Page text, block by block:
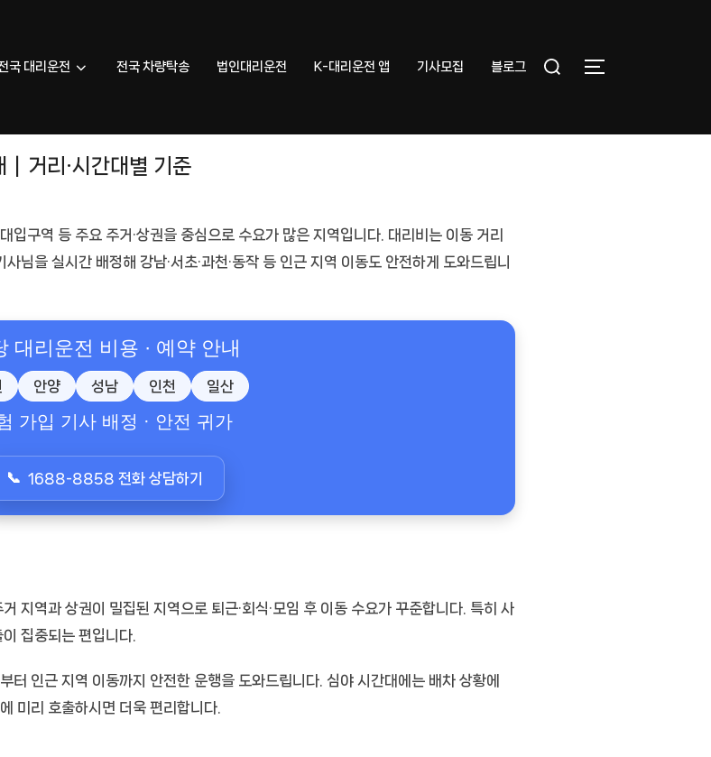
국 대리운전 전국 차량탁송 법인대리운전 K-대리운전 앱 기사모집 블로그
Search
TOGGLE
｜거리·시간대별 기준
입구역 등 주요 주거·상권을 중심으로 수요가 많은 지역입니다. 대리비는 이동 거리
님을 실시간 배정해 강남·서초·과천·동작 등 인근 지역 이동도 안전하게 도와드립니
대리운전 비용 · 예약 안내
안양 성남 인천 일산
가입 기사 배정 · 안전 귀가
1688-8858 전화 상담하기
지역과 상권이 밀집된 지역으로 퇴근·회식·모임 후 이동 수요가 꾸준합니다. 특히 사
집중되는 편입니다.
터 인근 지역 이동까지 안전한 운행을 도와드립니다. 심야 시간대에는 배차 상황에
미리 호출하시면 더욱 편리합니다.